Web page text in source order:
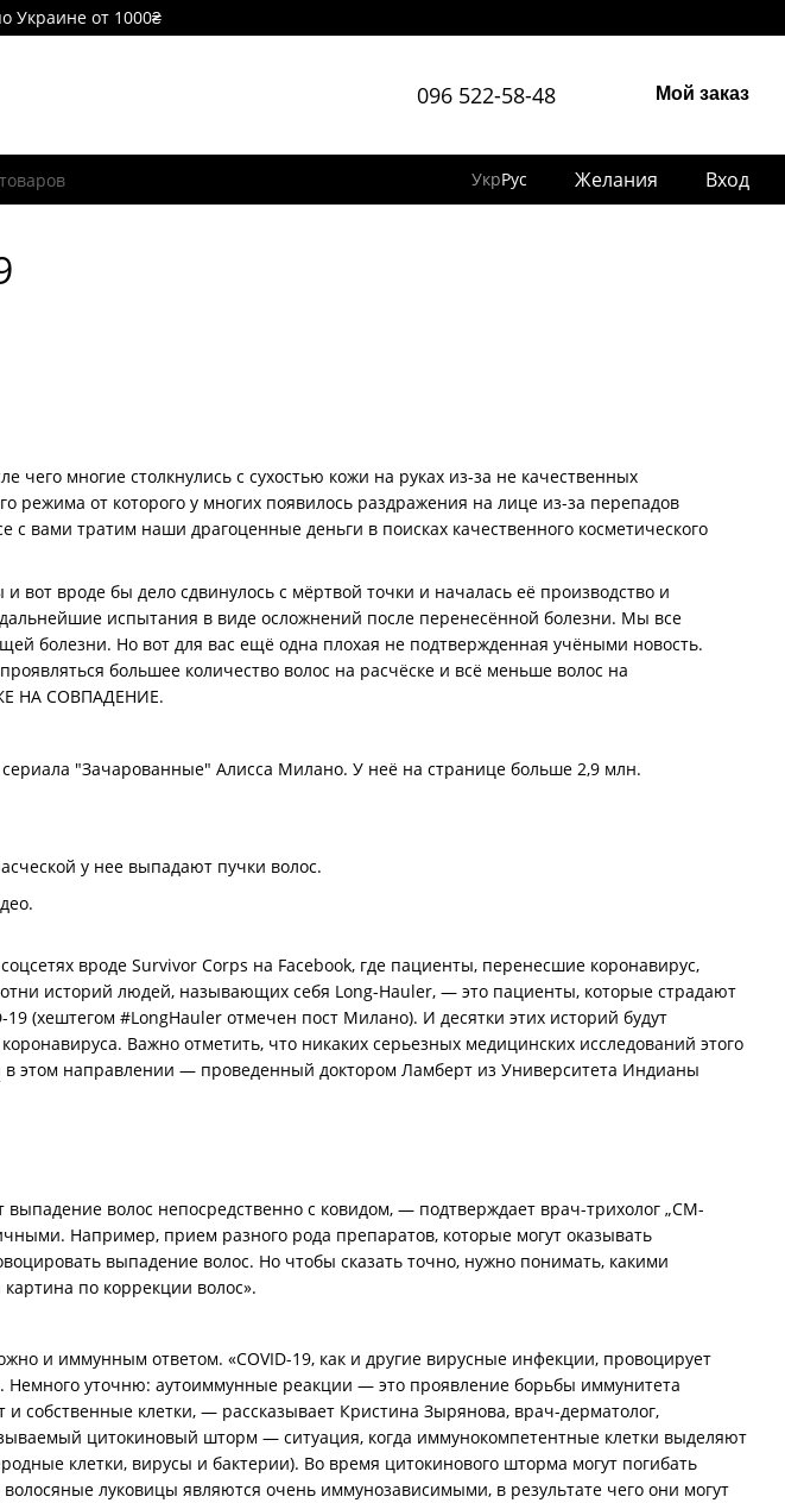
Украине от 1000₴
096 522-58-48 Мой заказ
УкрРус Желания Вход
многие столкнулись с сухостью кожи на руках из-за не качественных
режима от которого у многих появилось раздражения на лице из-за перепадов
вами тратим наши драгоценные деньги в поисках качественного косметического
вроде бы дело сдвинулось с мёртвой точки и началась её производство и
испытания в виде осложнений после перенесённой болезни. Мы все
болезни. Но вот для вас ещё одна плохая не подтвержденная учёными новость.
большее количество волос на расчёске и всё меньше волос на
НА СОВПАДЕНИЕ.
"Зачарованные" Алисса Милано. У неё на странице больше 2,9 млн.
у нее выпадают пучки волос.
вроде Survivor Corps на Facebook, где пациенты, перенесшие коронавирус,
историй людей, называющих себя Long-Hauler, — это пациенты, которые страдают
(хештегом #LongHauler отмечен пост Милано). И десятки этих историй будут
Важно отметить, что никаких серьезных медицинских исследований этого
в этом направлении — проведенный доктором Ламберт из Университета Индианы
волос непосредственно с ковидом, — подтверждает врач-трихолог „СМ-
Например, прием разного рода препаратов, которые могут оказывать
выпадение волос. Но чтобы сказать точно, нужно понимать, какими
по коррекции волос».
и иммунным ответом. «COVID-19, как и другие вирусные инфекции, провоцирует
уточню: аутоиммунные реакции — это проявление борьбы иммунитета
собственные клетки, — рассказывает Кристина Зырянова, врач-дерматолог,
цитокиновый шторм — ситуация, когда иммунокомпетентные клетки выделяют
клетки, вирусы и бактерии). Во время цитокинового шторма могут погибать
луковицы являются очень иммунозависимыми, в результате чего они могут